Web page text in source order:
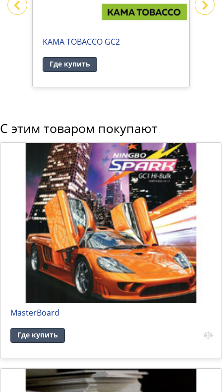
KAMA TOBACCO GC2
Где купить
С этим товаром покупают
MasterBoard
Где купить